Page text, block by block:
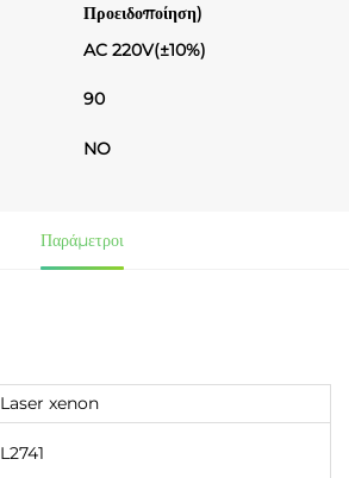
Προειδοποίηση)
AC 220V(±10%)
90
NO
Παράμετροι
Laser xenon
L2741